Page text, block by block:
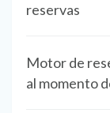
reservas
Motor de
al momento